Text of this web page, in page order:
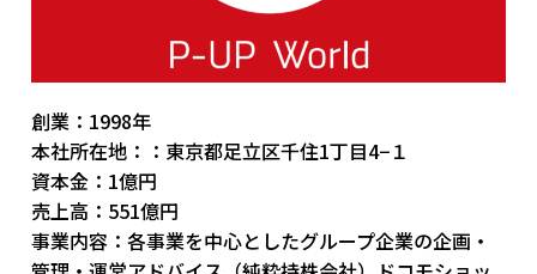
創業：1998年
本社所在地：：東京都足立区千住1丁目4−１
資本金：1億円
売上高：551億円
事業内容：各事業を中心としたグループ企業の企画・